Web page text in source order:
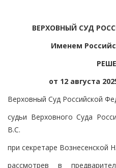
ВЕРХОВНЫЙ СУД
Именем
от 12 августа
Верховный Суд Российской
судьи Верховного Суда
В.С.
при секретаре Вознесенской
рассмотрев в